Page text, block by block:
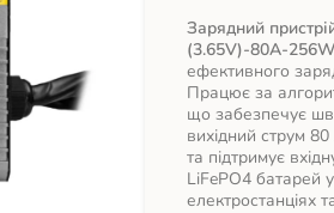
Зарядний
(3.65V)-80A-
ефективного
Працює за
що забезпечує
вихідний струм
та підтримує
LiFePO4 батарей
електростанціях